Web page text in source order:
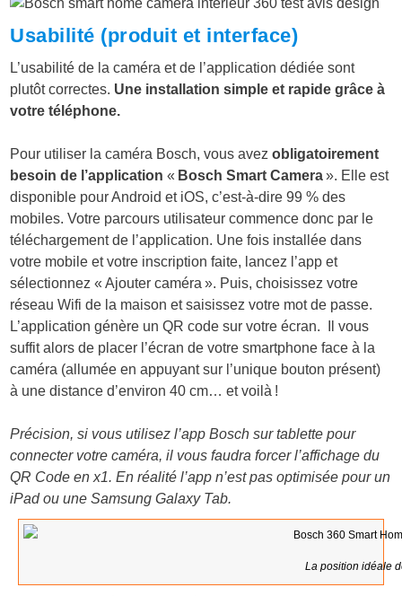
Usabilité (produit et interface)
L’usabilité de la caméra et de l’application dédiée sont
plutôt correctes. Une installation simple et rapide grâce à
votre téléphone.
Pour utiliser la caméra Bosch, vous avezobligatoirement
besoin de l’application « Bosch Smart Camera». Elle est
disponible pour Android et iOS, c’est-à-dire 99 % des
mobiles. Votre parcours utilisateur commence donc par le
téléchargement de l’application. Une fois installée dans
votre mobile et votre inscription faite, lancez l’app et
sélectionnez « Ajouter caméra ». Puis, choisissez votre
réseau Wifi de la maison et saisissez votre mot de passe.
L’application génère un QR code sur votre écran. Il vous
suffit alors de placer l’écran de votre smartphone face à la
caméra (allumée en appuyant sur l’unique bouton présent)
à une distance d’environ 40 cm… et voilà !
Précision, si vous utilisez l’app Bosch sur tablette pour
connecter votre caméra, il vous faudra forcer l’affichage du
QR Code en x1. En réalité l’app n’est pas optimisée pour un
iPad ou une Samsung Galaxy Tab.
La position idéale